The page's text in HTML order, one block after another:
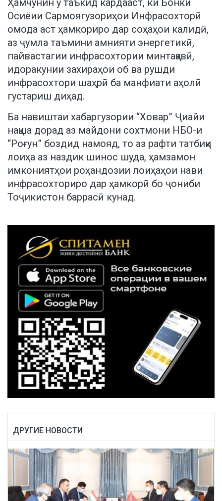
Ҳамчунин ӯ таъкид кардааст, ки Бонки
Осиёии Сармоягузориҳои Инфрасохторӣ
омода аст ҳамкориро дар соҳаҳои калидӣ,
аз ҷумла таъмини амнияти энергетикӣ,
пайвастагии инфрасохтории минтақавӣ,
идоракунии захираҳои об ва рушди
инфрасохтори шаҳрӣ ба манфиати аҳолӣ
густариш диҳад.
Ба навиштаи хабаргузории “Ховар” Ҷиайи
нақша дорад аз майдони сохтмони НБО-и
“Роғун” боздид намояд, то аз рафти татбиқи
лоиҳа аз наздик шинос шуда, ҳамзамон
имкониятҳои роҳандозии лоиҳаҳои нави
инфрасохториро дар ҳамкорӣ бо ҷониби
Тоҷикистон баррасӣ кунад.
ДРУГИЕ НОВОСТИ